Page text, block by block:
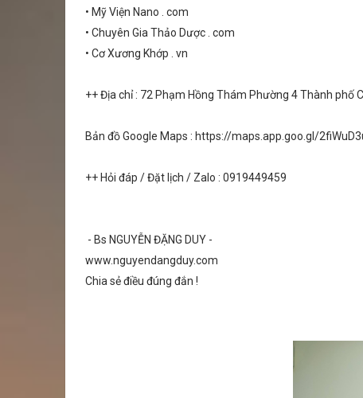
• Mỹ Viện Nano . com
• Chuyên Gia Thảo Dược . com
• Cơ Xương Khớp . vn
++ Địa chỉ : 72 Phạm Hồng Thám Phường 4 Thành phố
Bản đồ Google Maps : https://maps.app.goo.gl/
++ Hỏi đáp / Đặt lịch / Zalo : 0919449459
- Bs NGUYỄN ĐẶNG DUY -
www.nguyendangduy.com
Chia sẻ điều đúng đắn !